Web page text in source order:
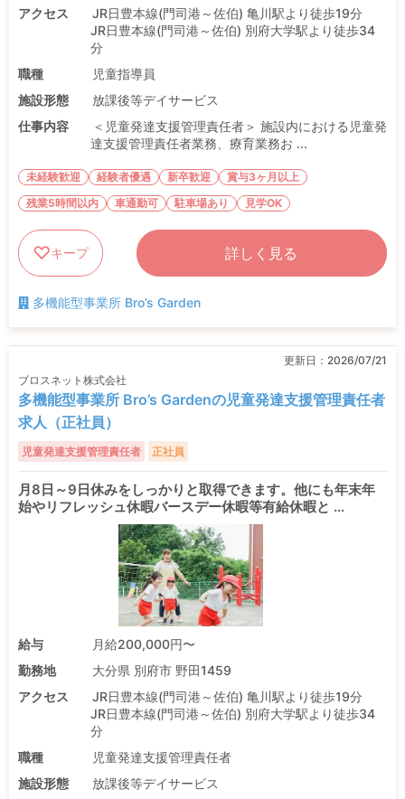
アクセス
JR日豊本線(門司港～佐伯) 亀川駅より徒歩19分
JR日豊本線(門司港～佐伯) 別府大学駅より徒歩34
分
職種
児童指導員
施設形態
放課後等デイサービス
仕事内容
＜児童発達支援管理責任者＞ 施設内における児童発
達支援管理責任者業務、療育業務お ...
未経験歓迎 経験者優遇 新卒歓迎
賞与3ヶ月以上
残業5時間以内
車通勤可 駐車場あり 見学OK
キープ 詳しく見る
多機能型事業所 Bro’s Garden
更新日： 2026/07/21
ブロスネット株式会社
多機能型事業所 Bro’s Gardenの児童発達支援管理責任者
求人（正社員）
児童発達支援管理責任者 正社員
月8日～9日休みをしっかりと取得できます。他にも年末年
始やリフレッシュ休暇バースデー休暇等有給休暇と ...
給与
月給200,000円〜
勤務地
大分県 別府市 野田1459
アクセス
JR日豊本線(門司港～佐伯) 亀川駅より徒歩19分
JR日豊本線(門司港～佐伯) 別府大学駅より徒歩34
分
職種
児童発達支援管理責任者
施設形態
放課後等デイサービス